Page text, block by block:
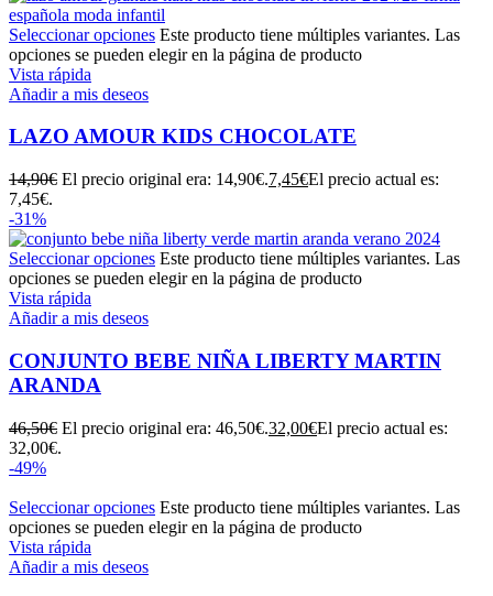
Seleccionar opciones Este producto tiene múltiples variantes. Las
opciones se pueden elegir en la página de producto
Vista rápida
Añadir a mis deseos
LAZO AMOUR KIDS CHOCOLATE
14,90€ El precio original era: 14,90€.7,45€El precio actual es:
7,45€.
-31%
Seleccionar opciones Este producto tiene múltiples variantes. Las
opciones se pueden elegir en la página de producto
Vista rápida
Añadir a mis deseos
CONJUNTO BEBE NIÑA LIBERTY MARTIN
ARANDA
46,50€ El precio original era: 46,50€.32,00€El precio actual es:
32,00€.
-49%
Seleccionar opciones Este producto tiene múltiples variantes. Las
opciones se pueden elegir en la página de producto
Vista rápida
Añadir a mis deseos